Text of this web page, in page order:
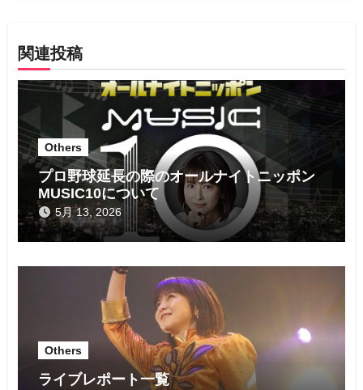
ゲ
ー
シ
ョ
関連投稿
Others
プロ野球延長の際のオールナイトニッポン
MUSIC10について
5月 13, 2026
Others
ライブレポート一覧